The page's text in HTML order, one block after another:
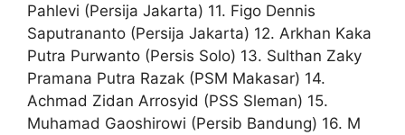
Pahlevi (Persija Jakarta) 11. Figo Dennis
Saputrananto (Persija Jakarta) 12. Arkhan Kaka
Putra Purwanto (Persis Solo) 13. Sulthan Zaky
Pramana Putra Razak (PSM Makasar) 14.
Achmad Zidan Arrosyid (PSS Sleman) 15.
Muhamad Gaoshirowi (Persib Bandung) 16. M